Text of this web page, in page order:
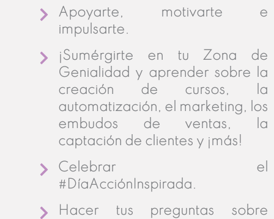
Apoyarte, motivarte e
impulsarte.
¡Sumérgirte en tu Zona de
Genialidad y aprender sobre la
creación de cursos, la
automatización, el marketing, los
embudos de ventas, la
captación de clientes y ¡más!
Celebrar el
#DíaAcciónInspirada.
Hacer tus preguntas sobre